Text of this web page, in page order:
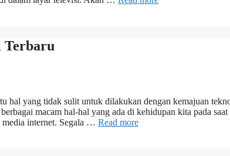
Terbaru
hal yang tidak sulit untuk dilakukan dengan kemajuan
macam hal-hal yang ada di kehidupan kita pada saat
media internet. Segala … Read more